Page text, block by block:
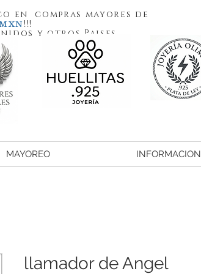
en compras mayores de
!!!
y otros Paises
MAYOREO INFORMACION
llamador de Angel